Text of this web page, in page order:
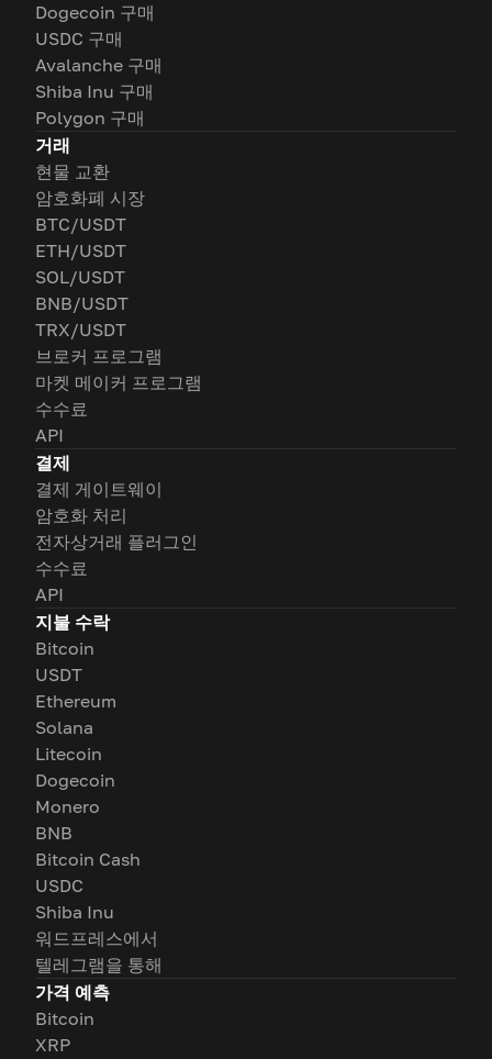
Dogecoin 구매
USDC 구매
Avalanche 구매
Shiba Inu 구매
Polygon 구매
거래
현물 교환
암호화폐 시장
BTC/USDT
ETH/USDT
SOL/USDT
BNB/USDT
TRX/USDT
브로커 프로그램
마켓 메이커 프로그램
수수료
API
결제
결제 게이트웨이
암호화 처리
전자상거래 플러그인
수수료
API
지불 수락
Bitcoin
USDT
Ethereum
Solana
Litecoin
Dogecoin
Monero
BNB
Bitcoin Cash
USDC
Shiba Inu
워드프레스에서
텔레그램을 통해
가격 예측
Bitcoin
XRP